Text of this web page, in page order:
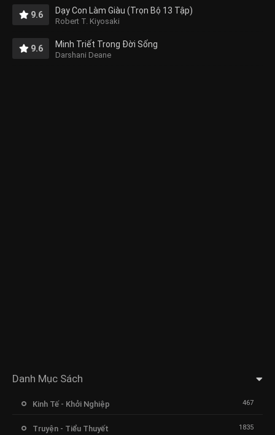
9.6 Dạy Con Làm Giàu (Trọn Bộ 13 Tập)
Robert T. Kiyosaki
9.6 Minh Triết Trong Đời Sống
Darshani Deane
Danh Mục Sách
Kinh Tế - Khởi Nghiệp 467
Truyện - Tiểu Thuyết 1835